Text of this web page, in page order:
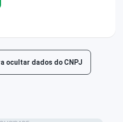
ocultar dados do CNPJ